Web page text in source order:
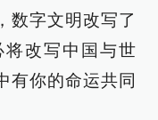
数字文明改写了
改写中国与世
有你的命运共同